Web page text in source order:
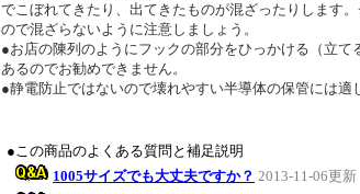
でこぼれてきたり、出てきたものが混ざったりします
ので混ざらないように注意しましょう。
●お店の陳列のようにフックの部分をひっかける（立
あるのでお勧めできません。
●静電防止ではないので壊れやすい半導体の保管には適
●この商品のよくある質問と補足説明
1005サイズでも大丈夫ですか？ 2013-11-06更新